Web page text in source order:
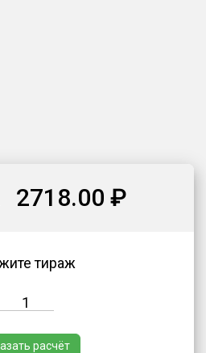
2718.00 ₽
тираж
расчёт